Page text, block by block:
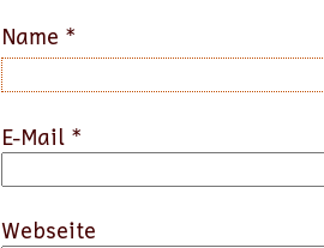
Name *
E-Mail *
Webseite